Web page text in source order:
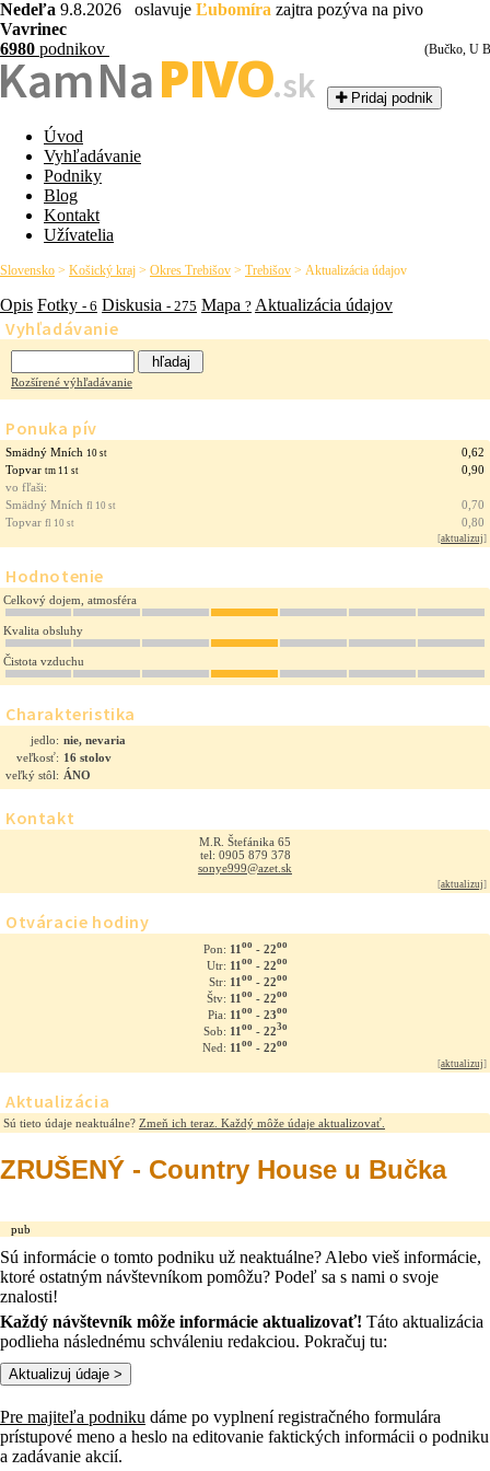
Nedeľa 9.8.2026 oslavuje Ľubomíra zajtra pozýva na pivo
Vavrinec
6980 podnikovNaPIVO.sk Pridaj podnik
Úvod
Vyhľadávanie
Podniky
Blog
Kontakt
Užívatelia
Slovensko > Košický kraj > Okres Trebišov > Trebišov > Aktualizácia údajov
Opis Fotky - 6 Diskusia - 275 Mapa ? Aktualizácia údajov
Vyhľadávanie
Rozšírené výhľadávanie
Ponuka pív
Smädný Mních 10 st
0,62
Topvar tm 11 st
0,90
vo fľaši:
Smädný Mních fl 10 st
0,70
Topvar fl 10 st 0,80
[aktualizuj]
Hodnotenie
Celkový dojem, atmosféra
Kvalita obsluhy
Čistota vzduchu
Charakteristika
jedlo: nie, nevaria
veľkosť: 16 stolov
veľký stôl: ÁNO
Kontakt
M.R. Štefánika 65
tel: 0905 879 378
sonye999@azet.sk
[aktualizuj]
Otváracie hodiny
Pon: 11 oo - 22oo
Utr: 11 oo - 22oo
Str: 11 oo - 22oo
Štv: 11 oo - 22oo
Pia: 11 oo - 23oo
Sob: 11 oo - 223o
Ned: 11 oo - 22oo
[aktualizuj]
Aktualizácia
Sú tieto údaje neaktuálne? Zmeň ich teraz. Každý môže údaje aktualizovať.
ZRUŠENÝ - Country House u Bučka
pub
(Bučko, U
Sú informácie o tomto podniku už neaktuálne? Alebo vieš informácie,
ktoré ostatným návštevníkom pomôžu? Podeľ sa s nami o svoje
znalosti!
Každý návštevník môže informácie aktualizovať! Táto aktualizácia
podlieha následnému schváleniu redakciou. Pokračuj tu:
Pre majiteľa podniku dáme po vyplnení registračného formulára
prístupové meno a heslo na editovanie faktických informácii o podniku
a zadávanie akcií.